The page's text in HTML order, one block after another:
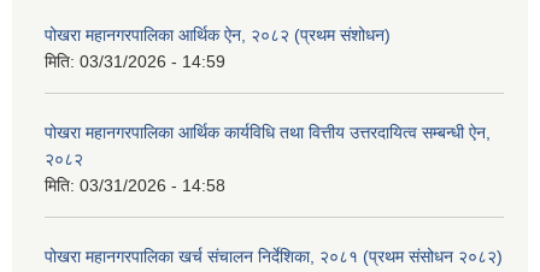
पोखरा महानगरपालिका आर्थिक ऐन, २०८२ (प्रथम संशोधन)
मिति: 03/31/2026 - 14:59
पोखरा महानगरपालिका आर्थिक कार्यविधि तथा वित्तीय उत्तरदायित्व सम्बन्धी ऐन,
२०८२
मिति: 03/31/2026 - 14:58
पोखरा महानगरपालिका खर्च संचालन निर्देशिका, २०८१ (प्रथम संसोधन २०८२)